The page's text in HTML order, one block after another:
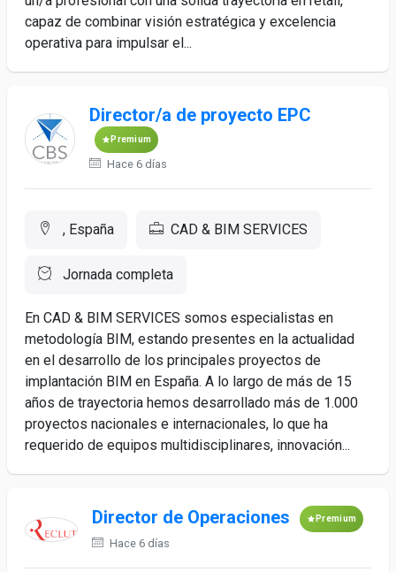
capaz de combinar visión estratégica y excelencia
operativa para impulsar el...
Director/a de proyecto EPC
Premium
Hace 6 días
, España CAD & BIM SERVICES
Jornada completa
En CAD & BIM SERVICES somos especialistas en
metodología BIM, estando presentes en la actualidad
en el desarrollo de los principales proyectos de
implantación BIM en España. A lo largo de más de 15
años de trayectoria hemos desarrollado más de 1.000
proyectos nacionales e internacionales, lo que ha
requerido de equipos multidisciplinares, innovación...
Director de Operaciones Premium
Hace 6 días